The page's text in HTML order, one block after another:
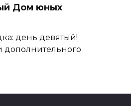
Дом юных
день девятый!
дополнительного